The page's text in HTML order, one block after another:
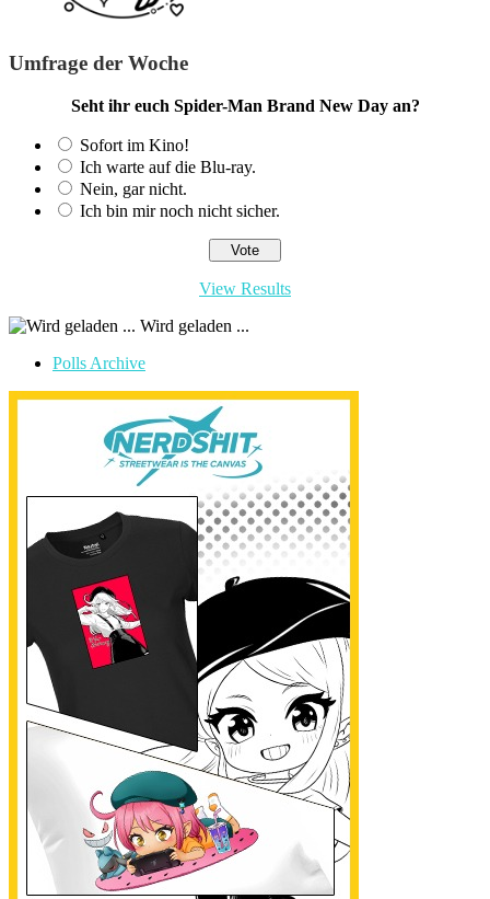
Umfrage der Woche
Seht ihr euch Spider-Man Brand New Day an?
Sofort im Kino!
Ich warte auf die Blu-ray.
Nein, gar nicht.
Ich bin mir noch nicht sicher.
View Results
Wird geladen ...
Polls Archive